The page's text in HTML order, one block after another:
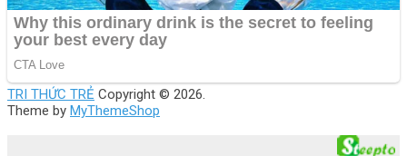
TRI THỨC TRẺ Copyright © 2026.
Theme by MyThemeShop